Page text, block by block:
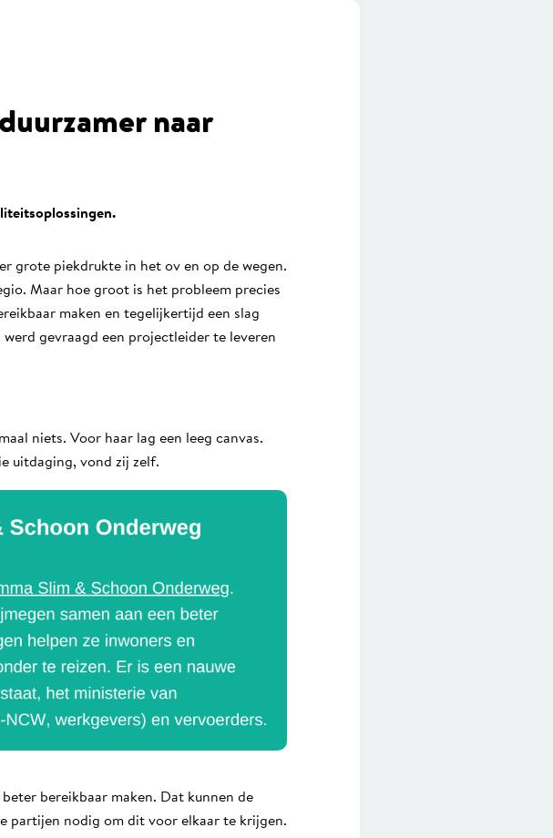
naar
grote piekdrukte in het ov en op de wegen.
Maar hoe groot is het probleem precies
maken en tegelijkertijd een slag
gevraagd een projectleider te leveren
niets. Voor haar lag een leeg canvas.
uitdaging, vond zij zelf.
bereikbaar maken. Dat kunnen de
partijen nodig om dit voor elkaar te krijgen.